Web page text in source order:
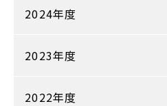
2024年度
2023年度
2022年度